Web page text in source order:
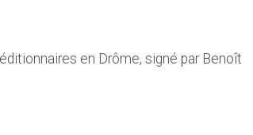
en Drôme, signé par Benoît